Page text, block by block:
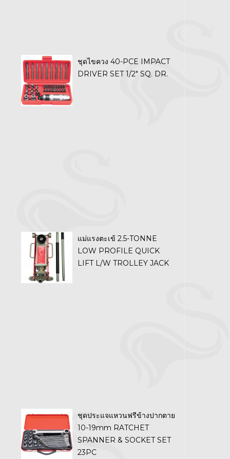
ชุดไขควง 40-PCE IMPACT
DRIVER SET 1/2" SQ. DR.
แม่แรงตะเข้ 2.5-TONNE
LOW PROFILE QUICK
LIFT L/W TROLLEY JACK
ชุดประแจแหวนฟรีข้างปากตาย
10-19mm RATCHET
SPANNER & SOCKET SET
23PC